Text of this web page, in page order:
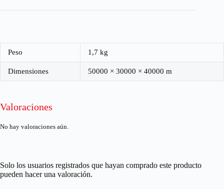
Peso 1,7 kg
Dimensiones 50000 × 30000 × 40000 m
Valoraciones
No hay valoraciones aún.
Solo los usuarios registrados que hayan comprado este producto
pueden hacer una valoración.